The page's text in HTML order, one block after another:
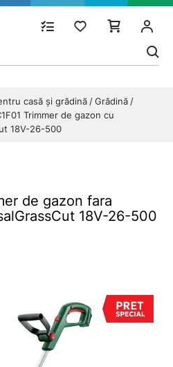
casă și grădină
Grădină
Trimmer de gazon cu
18V-26-500
de gazon fara
18V-26-500